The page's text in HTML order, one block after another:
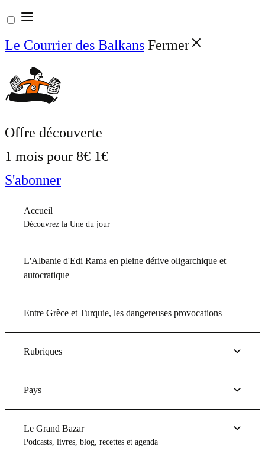
Aller
au
contenu
Le Courrier des Balkans Fermer
Offre découverte
1 mois pour 8€ 1€
S'abonner
Accueil
Découvrez la Une du jour
L'Albanie d'Edi Rama en pleine dérive oligarchique et
autocratique
Entre Grèce et Turquie, les dangereuses provocations
Rubriques
Pays
Le Grand Bazar
Podcasts, livres, blog, recettes et agenda